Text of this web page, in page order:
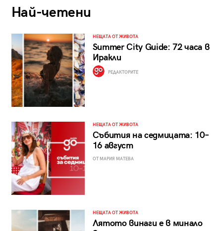
Най-четени
НЕЩАТА ОТ ЖИВОТА
Summer City Guide: 72 часа в
Иракли
РЕДАКТОРИТЕ
НЕЩАТА ОТ ЖИВОТА
Събития на седмицата: 10–
16 август
ОТ МАРИЯ МАТЕВА
НЕЩАТА ОТ ЖИВОТА
Лятото винаги е в минало